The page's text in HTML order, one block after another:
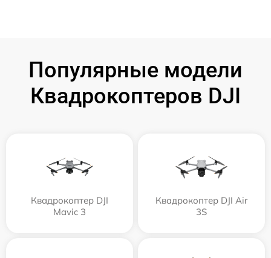
Популярные модели
Квадрокоптеров DJI
Квадрокоптер DJI
Mavic 3
Квадрокоптер DJI Air
3S